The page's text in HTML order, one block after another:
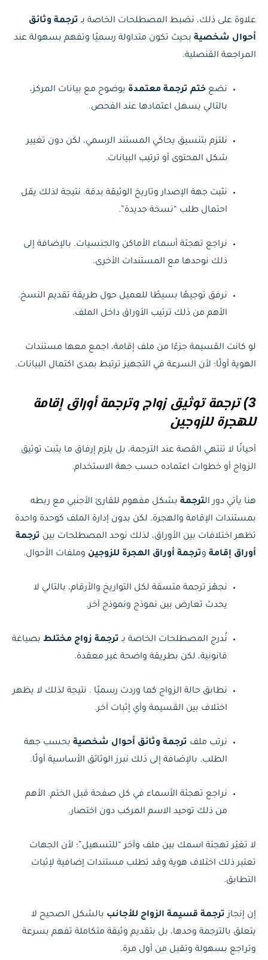
علاوة على ذلك، نضبط المصطلحات الخاصة بـ ترجمة وثائق
أحوال شخصية بحيث تكون متداولة رسميًا وتفهم بسهولة عند
المراجعة القنصلية.
نضع ختم ترجمة معتمدة بوضوح مع بيانات المركز،
بالتالي يسهل اعتمادها عند الفحص.
نلتزم بتنسيق يحاكي المستند الرسمي، لكن دون تغيير
شكل المحتوى أو ترتيب البيانات.
نثبت جهة الإصدار وتاريخ الوثيقة بدقة. نتيجة لذلك يقل
احتمال طلب “نسخة جديدة”.
نراجع تهجئة أسماء الأماكن والجنسيات. بالإضافة إلى
ذلك نوحدها مع المستندات الأخرى.
نرفق توجيهًا بسيطًا للعميل حول طريقة تقديم النسخ.
الأهم من ذلك ترتيب الأوراق داخل الملف.
لو كانت القسيمة جزءًا من ملف إقامة، اجمع معها مستندات
الهوية أولًا؛ لأن السرعة في التجهيز ترتبط بمدى اكتمال البيانات.
3) ترجمة توثيق زواج وترجمة أوراق إقامة
للهجرة للزوجين
أحيانًا لا تنتهي القصة عند الترجمة، بل يلزم إرفاق ما يثبت توثيق
الزواج أو خطوات اعتماده حسب جهة الاستخدام.
هنا يأتي دور الترجمة بشكل مفهوم للقارئ الأجنبي مع ربطه
بمستندات الإقامة والهجرة. لكن بدون إدارة الملف كوحدة واحدة
تظهر اختلافات بين الأوراق، لذلك نوحد المصطلحات بين ترجمة
أوراق إقامة وترجمة أوراق الهجرة للزوجين وملفات الأحوال.
نجهّز ترجمة متسقة لكل التواريخ والأرقام، بالتالي لا
يحدث تعارض بين نموذج ونموذج آخر.
نُدرج المصطلحات الخاصة بـ ترجمة زواج مختلط بصياغة
قانونية، لكن بطريقة واضحة غير معقدة.
نطابق حالة الزواج كما وردت رسميًا . نتيجة لذلك لا يظهر
اختلاف بين القسيمة وأي إثبات آخر.
نرتب ملف ترجمة وثائق أحوال شخصية بحسب جهة
الطلب. بالإضافة إلى ذلك نبرز الوثائق الأساسية أولًا.
نراجع تهجئة الأسماء في كل صفحة قبل الختم. الأهم
من ذلك توحيد الاسم المركب دون اختصار.
لا تغيّر تهجئة اسمك بين ملف وآخر “للتسهيل”؛ لأن الجهات
تعتبر ذلك اختلاف هوية وقد تطلب مستندات إضافية لإثبات
التطابق.
إن إنجاز ترجمة قسيمة الزواج للأجانب بالشكل الصحيح لا
يتعلق بالترجمة وحدها، بل بتقديم وثيقة متكاملة تفهم بسرعة
وتراجع بسهولة وتقبل من أول مرة.